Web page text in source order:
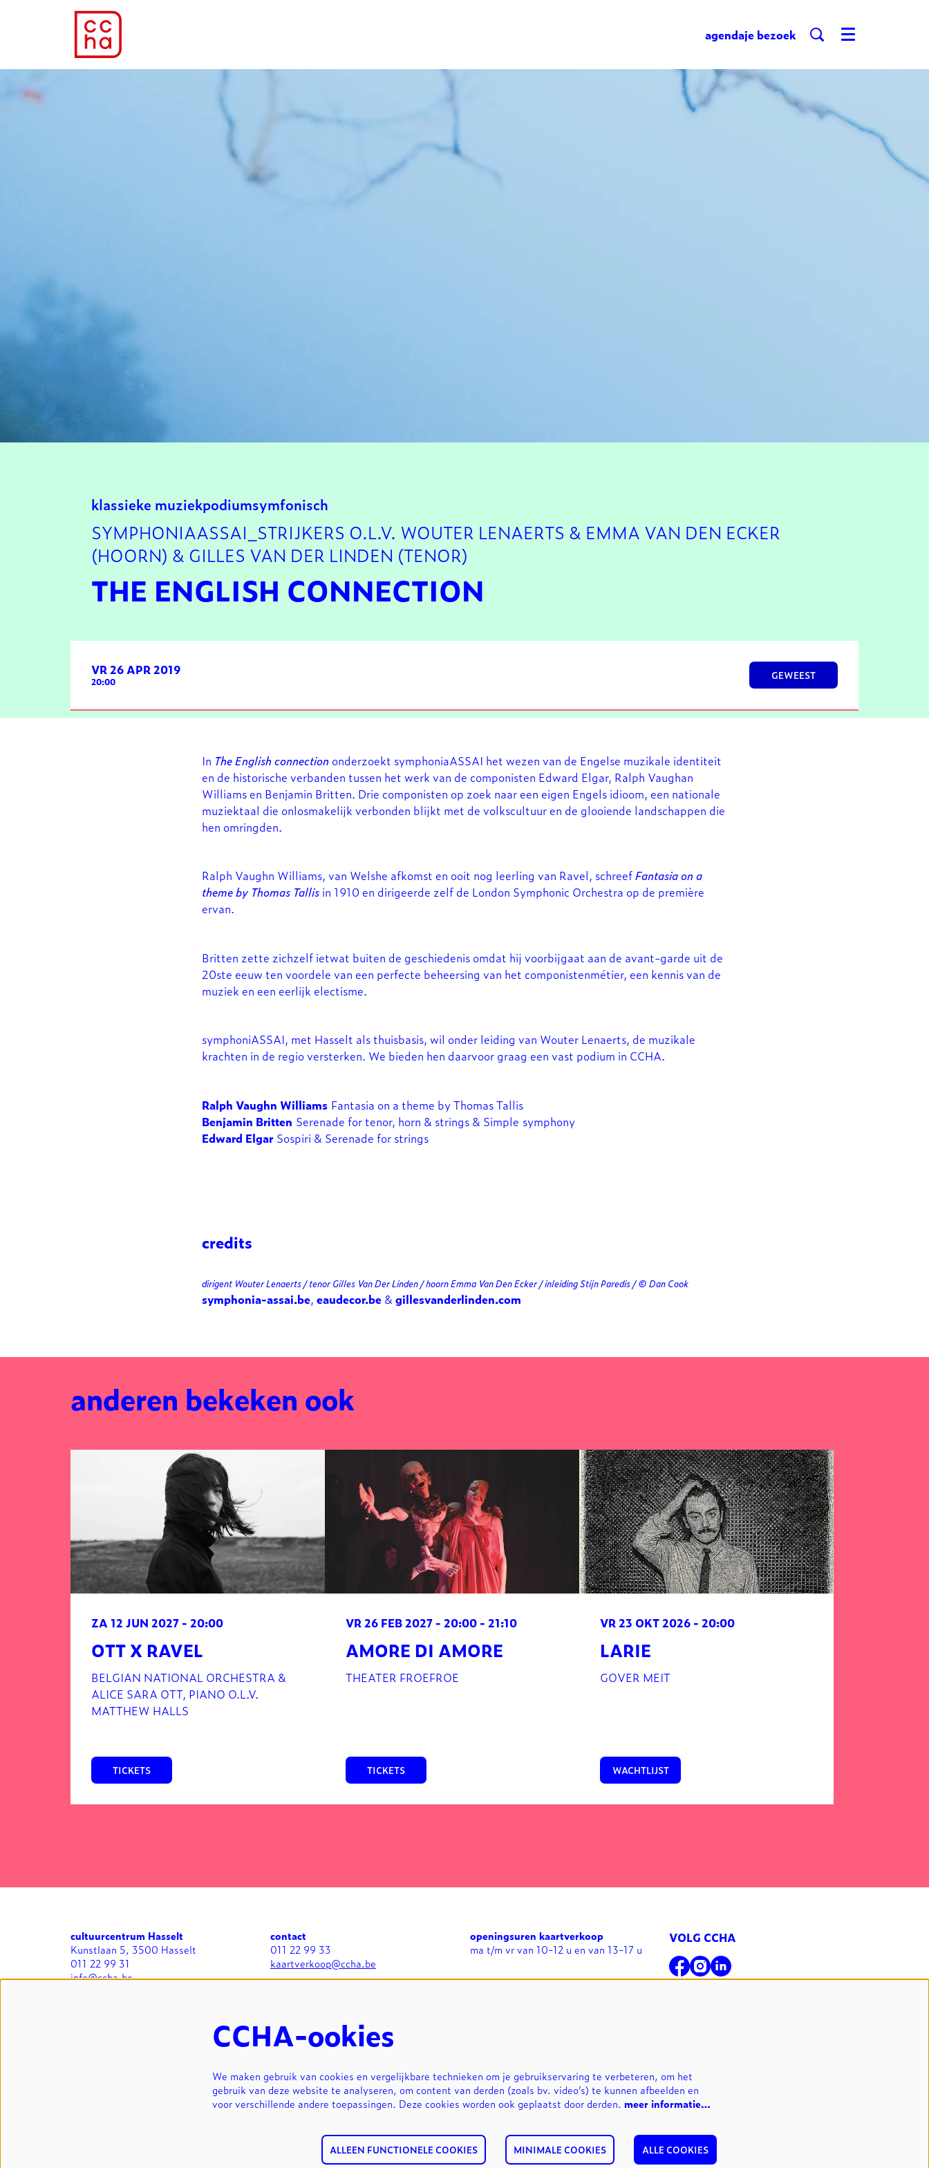
agendaje bezoek Menu
klassieke muziekpodiumsymfonisch
SYMPHONIAASSAI_STRIJKERS O.L.V. WOUTER LENAERTS & EMMA VAN DEN ECKER
(HOORN) & GILLES VAN DER LINDEN (TENOR)
THE ENGLISH CONNECTION
VR 26 APR 2019
20:00 GEWEEST
In The English connection onderzoekt symphoniaASSAI het wezen van de Engelse muzikale identiteit
en de historische verbanden tussen het werk van de componisten Edward Elgar, Ralph Vaughan
Williams en Benjamin Britten. Drie componisten op zoek naar een eigen Engels idioom, een nationale
muziektaal die onlosmakelijk verbonden blijkt met de volkscultuur en de glooiende landschappen die
hen omringden.
Ralph Vaughn Williams, van Welshe afkomst en ooit nog leerling van Ravel, schreefFantasia on a
theme by Thomas Tallis in 1910 en dirigeerde zelf de London Symphonic Orchestra op de première
ervan.
Britten zette zichzelf ietwat buiten de geschiedenis omdat hij voorbijgaat aan de avant-garde uit de
20ste eeuw ten voordele van een perfecte beheersing van het componistenmétier, een kennis van de
muziek en een eerlijk electisme.
symphoniASSAI, met Hasselt als thuisbasis, wil onder leiding van Wouter Lenaerts, de muzikale
krachten in de regio versterken. We bieden hen daarvoor graag een vast podium in CCHA.
Ralph Vaughn Williams Fantasia on a theme by Thomas Tallis
Benjamin Britten Serenade for tenor, horn & strings & Simple symphony
Edward ElgarSospiri & Serenade for strings
credits
dirigent Wouter Lenaerts / tenor Gilles Van Der Linden / hoorn Emma Van Den Ecker / inleiding Stijn Paredis / © Dan Cook
symphonia-assai.be, eaudecor.be &gillesvanderlinden.com
anderen bekeken ook
OTT X RAVEL
BELGIAN NATIONAL ORCHESTRA &
ALICE SARA OTT, PIANO O.L.V.
MATTHEW HALLS
ZA 12 JUN 2027 - 20:00
TICKETS
AMORE DI AMORE
THEATER FROEFROE
VR 26 FEB 2027 - 20:00 - 21:10
TICKETS
LARIE
GOVER MEIT
VR 23 OKT 2026 - 20:00
WACHTLIJST
cultuurcentrum Hasselt
Kunstlaan 5, 3500 Hasselt
011 22 99 31
info@ccha.be
contact
011 22 99 33
kaartverkoop@ccha.be
openingsuren kaartverkoop
ma t/m vr van 10-12 u en van 13-17 u
openingsuren expo's
VOLG CCHA
CCHA-ookies
We maken gebruik van cookies en vergelijkbare technieken om je gebruikservaring te verbeteren, om het
gebruik van deze website te analyseren, om content van derden (zoals bv. video’s) te kunnen afbeelden en
voor verschillende andere toepassingen. Deze cookies worden ook geplaatst door derden. meer informatie…
ALLEEN FUNCTIONELE COOKIES MINIMALE COOKIES ALLE COOKIES